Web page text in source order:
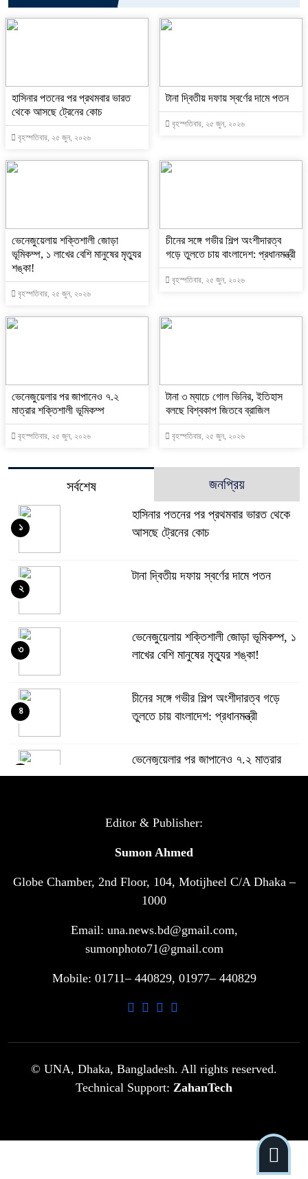
হাসিনার পতনের পর প্রথমবার ভারত
থেকে আসছে ট্রেনের কোচ
বৃহস্পতিবার, ২৫ জুন, ২০২৬
টানা দ্বিতীয় দফায় স্বর্ণের দামে পতন
বৃহস্পতিবার, ২৫ জুন, ২০২৬
ভেনেজুয়েলায় শক্তিশালী জোড়া
ভূমিকম্প, ১ লাখের বেশি মানুষের মৃত্যুর
শঙ্কা!
বৃহস্পতিবার, ২৫ জুন, ২০২৬
চীনের সঙ্গে গভীর শিল্প অংশীদারত্ব
গড়ে তুলতে চায় বাংলাদেশ: প্রধানমন্ত্রী
বৃহস্পতিবার, ২৫ জুন, ২০২৬
ভেনেজুয়েলার পর জাপানেও ৭.২
মাত্রার শক্তিশালী ভূমিকম্প
বৃহস্পতিবার, ২৫ জুন, ২০২৬
টানা ৩ ম্যাচে গোল ভিনির, ইতিহাস
বলছে বিশ্বকাপ জিতবে ব্রাজিল
বৃহস্পতিবার, ২৫ জুন, ২০২৬
সর্বশেষ জনপ্রিয়
হাসিনার পতনের পর প্রথমবার ভারত থেকে
আসছে ট্রেনের কোচ
১
টানা দ্বিতীয় দফায় স্বর্ণের দামে পতন
২
ভেনেজুয়েলায় শক্তিশালী জোড়া ভূমিকম্প, ১
লাখের বেশি মানুষের মৃত্যুর শঙ্কা!
৩
চীনের সঙ্গে গভীর শিল্প অংশীদারত্ব গড়ে
তুলতে চায় বাংলাদেশ: প্রধানমন্ত্রী
৪
ভেনেজুয়েলার পর জাপানেও ৭.২ মাত্রার
শক্তিশালী ভূমিকম্প
টানা ৩ ম্যাচে গোল ভিনির, ইতিহাস বলছে
সরকারি ৩শ কেজি বই বিক্রির অভিযোগ
মাদ্রাসা সুপারের বিরুদ্ধে
গাড়ি বিক্রির পর মালিকানা পরিবর্তনে কঠোর
আ.লীগ ও বিএনপির বিরুদ্ধে সমানভাবে
ঢাবিতে মাথায় কাঁঠাল পড়ে মালির মৃত্যু
Editor & Publisher:
Sumon Ahmed
Globe Chamber, 2nd Floor, 104, Motijheel C/A Dhaka –
1000
Email: una.news.bd@gmail.com,
sumonphoto71@gmail.com
Mobile: 01711– 440829, 01977– 440829
© UNA, Dhaka, Bangladesh. All rights reserved.
Technical Support: ZahanTech